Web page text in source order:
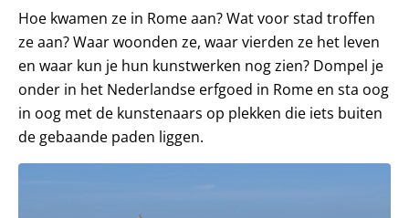
Hoe kwamen ze in Rome aan? Wat voor stad troffen
ze aan? Waar woonden ze, waar vierden ze het leven
en waar kun je hun kunstwerken nog zien? Dompel je
onder in het Nederlandse erfgoed in Rome en sta oog
in oog met de kunstenaars op plekken die iets buiten
de gebaande paden liggen.